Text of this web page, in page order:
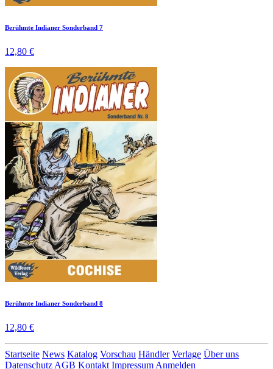
Berühmte Indianer Sonderband 7
12,80 €
Berühmte Indianer Sonderband 8
12,80 €
Startseite News Katalog Vorschau Händler Verlage Über uns
Datenschutz AGB Kontakt Impressum Anmelden